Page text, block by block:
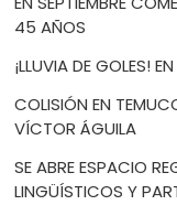
45 AÑOS
¡LLUVIA DE GOLES!
COLISIÓN EN
VÍCTOR ÁGUILA
SE ABRE ESPACIO
LINGÜÍSTICOS Y